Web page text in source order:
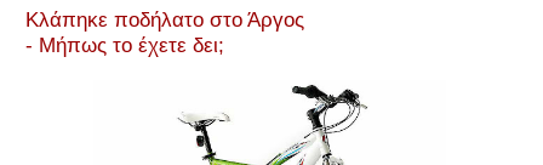
Κλάπηκε ποδήλατο στο Άργος
- Μήπως το έχετε δει;